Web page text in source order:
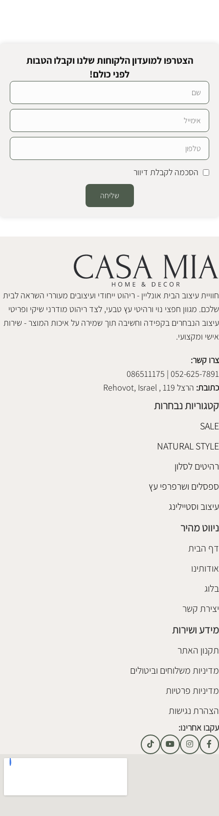
הצטרפו למועדון הלקוחות שלנו וקבלו הטבות
לפני כולם!
הסכמה לקבלת דיוור
שליחה
חוויית עיצוב הבית אונליין - ריהוט ייחודי ועיצובים מעוררי השראה לבית
שלכם. מגוון חפצי נוי ורהיטי עץ טבעי, לצד ריהוט מודרני שיקי ופריטי
עיצוב הנבחרים בקפידה וחשיבה תוך שמירה על איכות המוצר - שירות
אישי ומקצועי.
צרו קשר:
052-625-7891 | 086511175
כתובת: הרצל 119 , Rehovot, Israel
קטגוריות נבחרות
SALE
NATURAL STYLE
רהיטים לסלון
ספסלים ושרפרפי עץ
עיצוב וסטיילינג
ניווט מהיר
דף הבית
אודותינו
בלוג
יצירת קשר
מידע ושירות
תקנון האתר
מדיניות משלוחים וביטולים
מדיניות פרטיות
הצהרת נגישות
עקבו אחרינו: